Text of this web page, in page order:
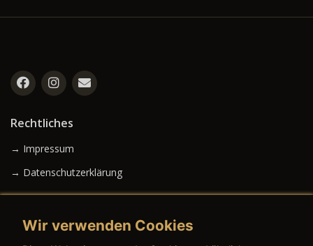
Rechtliches
→ Impressum
→ Datenschutzerklärung
Wir verwenden Cookies